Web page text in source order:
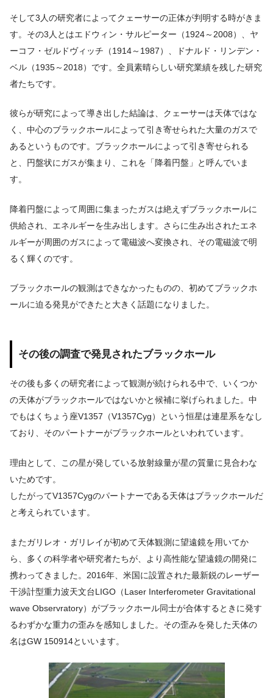
そして3人の研究者によってクェーサーの正体が判明する時がきま
す。その3人とはエドウィン・サルピーター（1924～2008）、ヤ
ーコフ・ゼルドヴィッチ（1914～1987）、ドナルド・リンデン・
ベル（1935～2018）です。全員素晴らしい研究業績を残した研究
者たちです。
彼らが研究によって導き出した結論は、クェーサーは天体ではな
く、中心のブラックホールによって引き寄せられた大量のガスで
あるというものです。ブラックホールによって引き寄せられる
と、円盤状にガスが集まり、これを「降着円盤」と呼んでいま
す。
降着円盤によって周囲に集まったガスは絶えずブラックホールに
供給され、エネルギーを生み出します。さらに生み出されたエネ
ルギーが周囲のガスによって電磁波へ変換され、その電磁波で明
るく輝くのです。
ブラックホールの観測はできなかったものの、初めてブラックホ
ールに迫る発見ができたと大きく話題になりました。
その後の調査で発見されたブラックホール
その後も多くの研究者によって観測が続けられる中で、いくつか
の天体がブラックホールではないかと候補に挙げられました。中
でもはくちょう座V1357（V1357Cyg）という恒星は連星系をなし
ており、そのパートナーがブラックホールといわれています。
理由として、この星が発している放射線量が星の質量に見合わな
いためです。
したがってV1357Cygのパートナーである天体はブラックホールだ
と考えられています。
またガリレオ・ガリレイが初めて天体観測に望遠鏡を用いてか
ら、多くの科学者や研究者たちが、より高性能な望遠鏡の開発に
携わってきました。2016年、米国に設置された最新鋭のレーザー
干渉計型重力波天文台LIGO（Laser Interferometer Gravitational
wave Observratory）がブラックホール同士が合体するときに発す
るわずかな重力の歪みを感知しました。その歪みを発した天体の
名はGW 150914といいます。